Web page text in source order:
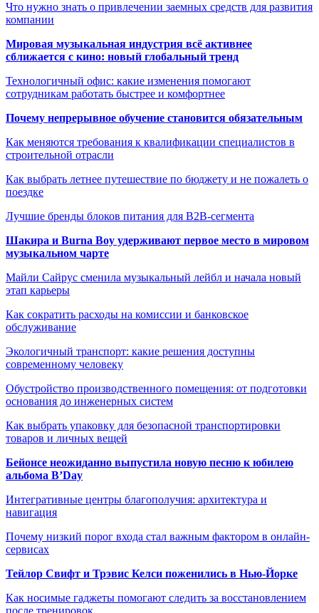
Что нужно знать о привлечении заемных средств для развития
компании
Мировая музыкальная индустрия всё активнее
сближается с кино: новый глобальный тренд
Технологичный офис: какие изменения помогают
сотрудникам работать быстрее и комфортнее
Почему непрерывное обучение становится обязательным
Как меняются требования к квалификации специалистов в
строительной отрасли
Как выбрать летнее путешествие по бюджету и не пожалеть о
поездке
Лучшие бренды блоков питания для B2B-сегмента
Шакира и Burna Boy удерживают первое место в мировом
музыкальном чарте
Майли Сайрус сменила музыкальный лейбл и начала новый
этап карьеры
Как сократить расходы на комиссии и банковское
обслуживание
Экологичный транспорт: какие решения доступны
современному человеку
Обустройство производственного помещения: от подготовки
основания до инженерных систем
Как выбрать упаковку для безопасной транспортировки
товаров и личных вещей
Бейонсе неожиданно выпустила новую песню к юбилею
альбома B’Day
Интегративные центры благополучия: архитектура и
навигация
Почему низкий порог входа стал важным фактором в онлайн-
сервисах
Тейлор Свифт и Трэвис Келси поженились в Нью-Йорке
Как носимые гаджеты помогают следить за восстановлением
после тренировок